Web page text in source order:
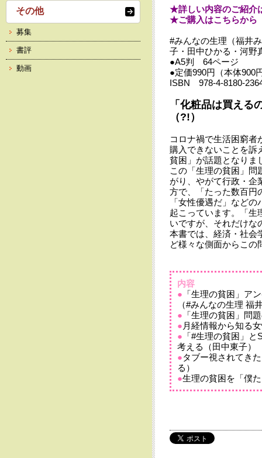
★詳しい内容のご紹介
★ご購入はこちらから
#みんなの生理（福井
子・田中ひかる・河野
●A5判 64ページ
●定価990円（本体900
ISBN 978-4-8180-
「化粧品は買え
（?!）
コロナ禍で生活困窮者
購入できないことを訴
貧困」が話題となりま
この「生理の貧困」問
がり、やがて行政・企
方で、「たった数百円
「女性優遇だ」など
起こっています。「生
いですが、それだけな
本書では、経済・社会
ど様々な側面からこの
内容
● 「生理の貧困」ア
（#みんなの生理 福
● 「生理の貧困」問
● 月経情報から知る
● 「#生理の貧困」
考える（田中東子）
●タブー視されてき
る）
●生理の貧困を「僕
その他
募集
書評
動画